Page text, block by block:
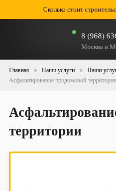
Сколько стоит
8 (968)
Москва и
Главная Наши услуги Наши
Асфальтирование придомовой территории
территории